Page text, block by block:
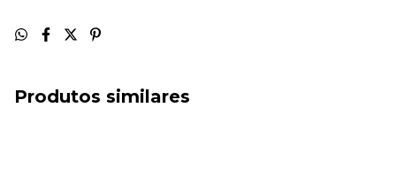
Produtos similares